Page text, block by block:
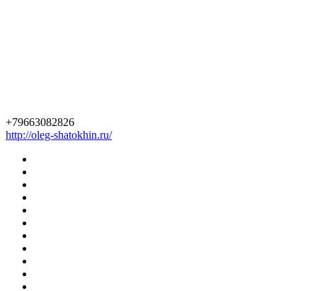
+79663082826
http://oleg-shatokhin.ru/